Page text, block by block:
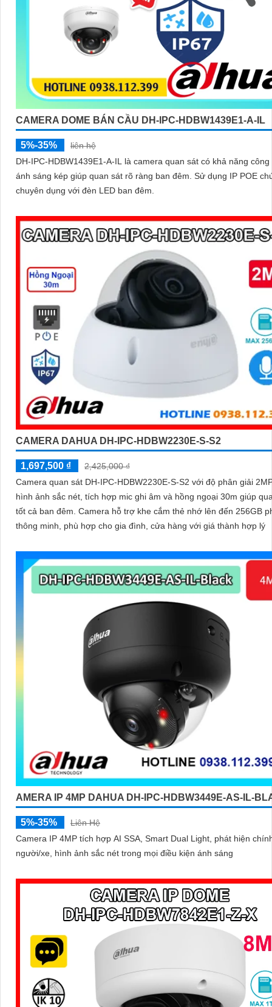
CAMERA DOME BÁN CẦU DH-IPC-HDBW1439E1-A-IL
5%-35%
liên hệ
DH-IPC-HDBW1439E1-A-IL là camera quan sát có khả năng công
ánh sáng kép giúp quan sát rõ ràng ban đêm. Sử dụng IP POE chức năng
chuyên dụng với đèn LED ban đêm.
CAMERA DAHUA DH-IPC-HDBW2230E-S-S2
1,697,500 ₫
2,425,000 ₫
Camera quan sát DH-IPC-HDBW2230E-S-S2 với độ phân giải
hình ảnh sắc nét, tích hợp mic ghi âm và hồng ngoại 30m giúp
tốt cả ban đêm. Camera hỗ trợ khe cắm thẻ nhớ lên đến 256GB phát hiện
thông minh, phù hợp cho gia đình, cửa hàng với giá thành hợp lý
AMERA IP 4MP DAHUA DH-IPC-HDBW3449E-AS-IL-
5%-35%
Liên Hệ
Camera IP 4MP tích hợp AI SSA, Smart Dual Light, phát hiện
người/xe, hình ảnh sắc nét trong mọi điều kiện ánh sáng